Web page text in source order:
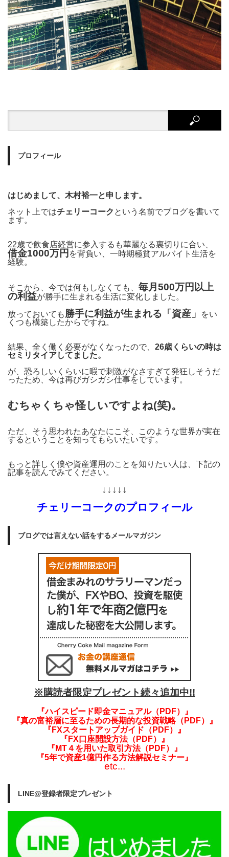
プロフィール
はじめまして、木村裕一と申します。
ネット上ではチェリーコーク という名前でブログを書いて
ます。
22歳で飲食店経営に参入するも華麗なる裏切りに合い、
借金1000万円 を背負い、一時期極貧アルバイト生活を
経験。
そこから、今では何もしなくても、 毎月500万円以上
の利益が勝手に生まれる生活に変化しました。
放っておいても勝手に利益が生まれる「資産」
をい
くつも構築したからですね。
結果、全く働く必要がなくなったので、 26歳くらいの時は
セミリタイアしてました。
が、恐ろしいくらいに暇で刺激がなさすぎて発狂しそうだ
ったため、今は再びガシガシ仕事をしています。
むちゃくちゃ怪しいですよね(笑)。
ただ、そう思われたあなたにこそ、このような世界が実在
するということを知ってもらいたいです。
もっと詳しく僕や資産運用のことを知りたい人は、下記の
記事を読んでみてください。
↓↓↓↓↓
チェリーコークのプロフィール
ブログでは言えない話をするメールマガジン
※購読者限定プレゼント続々追加中!!
『ハイスピード即金マニュアル（PDF）』
『真の富裕層に至るための長期的な投資戦略（PDF）』
『FXスタートアップガイド（PDF）』
『FX口座開設方法（PDF）』
『MT４を用いた取引方法（PDF）』
『5年で資産1億円作る方法解説セミナー』
etc...
LINE@登録者限定プレゼント